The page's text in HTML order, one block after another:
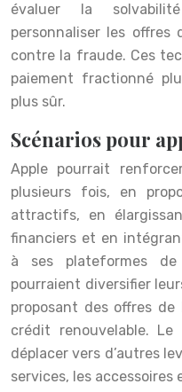
évaluer la
personnaliser les
contre la fraude. Ces
paiement fractionné
plus sûr.
Scénarios pour
Apple pourrait
plusieurs fois, en
attractifs, en
financiers et en
à ses plateformes de
pourraient diversifier
proposant des offres de
crédit renouvelable.
déplacer vers d’autres
services, les accessoires